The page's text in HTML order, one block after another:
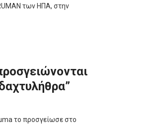
των ΗΠA, στην
το προσγείωσε στο